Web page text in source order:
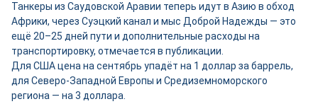
Танкеры из Саудовской Аравии теперь идут в Азию в обход
Африки, через Суэцкий канал и мыс Доброй Надежды — это
ещё 20–25 дней пути и дополнительные расходы на
транспортировку, отмечается в публикации.
Для США цена на сентябрь упадёт на 1 доллар за баррель,
для Северо-Западной Европы и Средиземноморского
региона — на 3 доллара.